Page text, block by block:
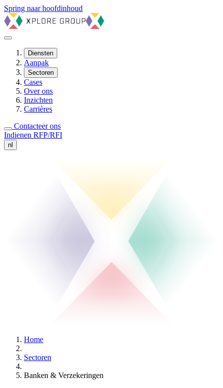
Spring naar hoofdinhoud
Diensten
Aanpak
Sectoren
Cases
Over ons
Inzichten
Carrières
Contacteer ons
Indienen RFP/RFI
nl
Home
Sectoren
Banken & Verzekeringen